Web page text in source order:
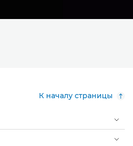
К началу страницы